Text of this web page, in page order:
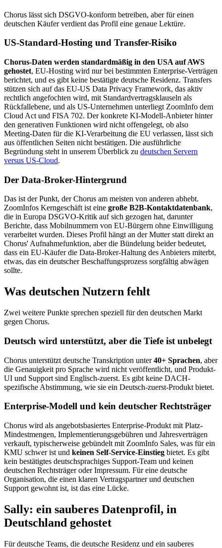
Chorus lässt sich DSGVO-konform betreiben, aber für einen
deutschen Käufer verdient das Profil eine genaue Lektüre.
US-Standard-Hosting und Transfer-Risiko
Chorus-Daten werden standardmäßig in den USA auf AWS
gehostet, EU-Hosting wird nur bei bestimmten Enterprise-Verträgen
berichtet, und es gibt keine bestätigte deutsche Residenz. Transfers
stützen sich auf das EU-US Data Privacy Framework, das aktiv
rechtlich angefochten wird, mit Standardvertragsklauseln als
Rückfallebene, und als US-Unternehmen unterliegt ZoomInfo dem
Cloud Act und FISA 702. Der konkrete KI-Modell-Anbieter hinter
den generativen Funktionen wird nicht offengelegt, ob also
Meeting-Daten für die KI-Verarbeitung die EU verlassen, lässt sich
aus öffentlichen Seiten nicht bestätigen. Die ausführliche
Begründung steht in unserem Überblick zu deutschen Servern
versus US-Cloud.
Der Data-Broker-Hintergrund
Das ist der Punkt, der Chorus am meisten von anderen abhebt.
ZoomInfos Kerngeschäft ist eine große B2B-Kontaktdatenbank,
die in Europa DSGVO-Kritik auf sich gezogen hat, darunter
Berichte, dass Mobilnummern von EU-Bürgern ohne Einwilligung
verarbeitet wurden. Dieses Profil hängt an der Mutter statt direkt an
Chorus' Aufnahmefunktion, aber die Bündelung beider bedeutet,
dass ein EU-Käufer die Data-Broker-Haltung des Anbieters miterbt,
etwas, das ein deutscher Beschaffungsprozess sorgfältig abwägen
sollte.
Was deutschen Nutzern fehlt
Zwei weitere Punkte sprechen speziell für den deutschen Markt
gegen Chorus.
Deutsch wird unterstützt, aber die Tiefe ist unbelegt
Chorus unterstützt deutsche Transkription unter40+ Sprachen, aber
die Genauigkeit pro Sprache wird nicht veröffentlicht, und Produkt-
UI und Support sind Englisch-zuerst. Es gibt keine DACH-
spezifische Abstimmung, wie sie ein Deutsch-zuerst-Produkt bietet.
Enterprise-Modell und kein deutscher Rechtsträger
Chorus wird als angebotsbasiertes Enterprise-Produkt mit Platz-
Mindestmengen, Implementierungsgebühren und Jahresverträgen
verkauft, typischerweise gebündelt mit ZoomInfo Sales, was für ein
KMU schwer ist und keinen Self-Service-Einstieg bietet. Es gibt
kein bestätigtes deutschsprachiges Support-Team und keinen
deutschen Rechtsträger oder Impressum. Für eine deutsche
Organisation, die einen klaren Vertragspartner und deutschen
Support gewohnt ist, ist das eine Lücke.
Sally: ein sauberes Datenprofil, in
Deutschland gehostet
Für deutsche Teams, die deutsche Residenz und ein sauberes